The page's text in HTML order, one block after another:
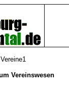
Vereinswesen